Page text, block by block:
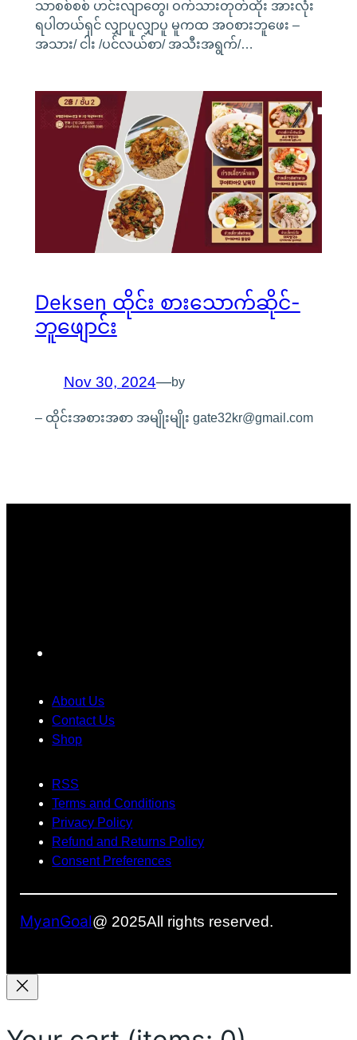
သာစစ်စစ် ဟင်းလျာတွေ၊ ဝက်သားတုတ်ထိုး အားလုံး
ရပါတယ်ရှင် လျှာပူလျှာပူ မူကထ အဝစားဘူဖေး –
အသား/ ငါး /ပင်လယ်စာ/ အသီးအရွက်/…
Deksen ထိုင်း စားသောက်ဆိုင်-
ဘူဖျောင်း
Nov 30, 2024—by
– ထိုင်းအစားအစာ အမျိုးမျိုး gate32kr@gmail.com
c
e
b
o
k
About Us
Contact Us
Shop
RSS
Terms and Conditions
Privacy Policy
Refund and Returns Policy
Consent Preferences
MyanGoal@ 2025All rights reserved.